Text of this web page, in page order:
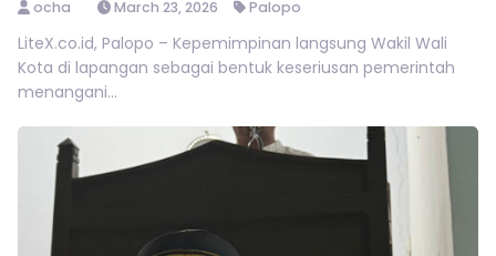
ocha March 23, 2026 Palopo
LiteX.co.id, Palopo – Kepemimpinan langsung Wakil Wali
Kota di lapangan sebagai bentuk keseriusan pemerintah
menangani...